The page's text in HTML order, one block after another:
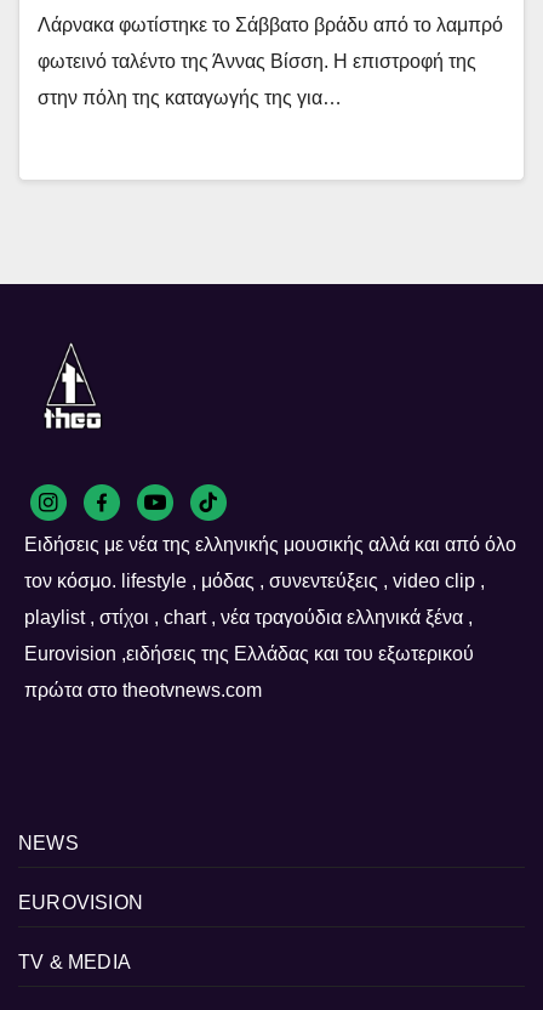
Λάρνακα φωτίστηκε το Σάββατο βράδυ από το λαμπρό
φωτεινό ταλέντο της Άννας Βίσση. Η επιστροφή της
στην πόλη της καταγωγής της για…
Ειδήσεις με νέα της ελληνικής μουσικής αλλά και από όλο
τον κόσμο. lifestyle , μόδας , συνεντεύξεις , video clip ,
playlist , στίχοι , chart , νέα τραγούδια ελληνικά ξένα ,
Eurovision ,ειδήσεις της Ελλάδας και του εξωτερικού
πρώτα στο theotvnews.com
NEWS
EUROVISION
TV & MEDIA